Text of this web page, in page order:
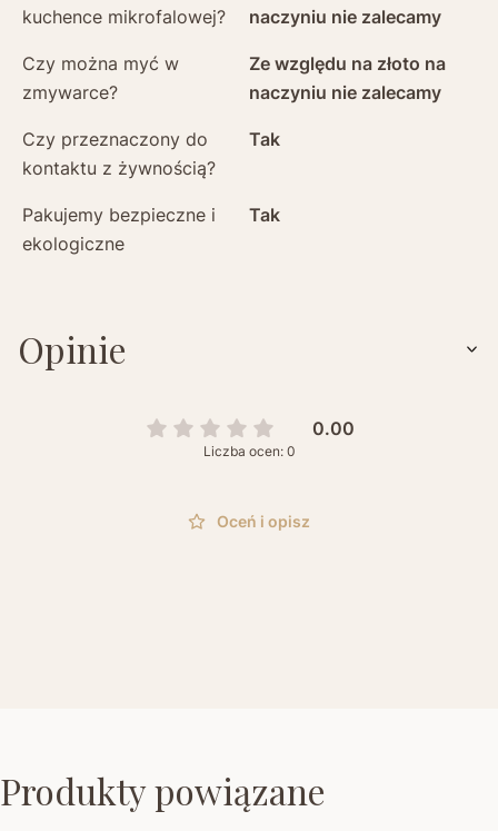
kuchence mikrofalowej?
naczyniu nie zalecamy
Czy można myć w
zmywarce?
Ze względu na złoto na
naczyniu nie zalecamy
Czy przeznaczony do
kontaktu z żywnością?
Tak
Pakujemy bezpieczne i
ekologiczne
Tak
Opinie
0.00
Liczba ocen: 0
Oceń i opisz
Produkty powiązane